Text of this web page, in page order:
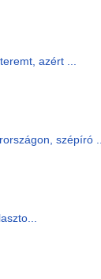
azért ...
szépíró ...